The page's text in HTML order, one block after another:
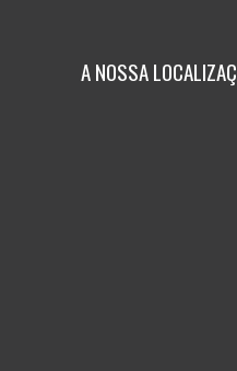
A NOSSA